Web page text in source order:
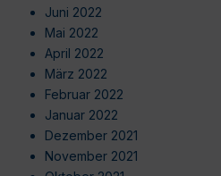
Juni 2022
Mai 2022
April 2022
März 2022
Februar 2022
Januar 2022
Dezember 2021
November 2021